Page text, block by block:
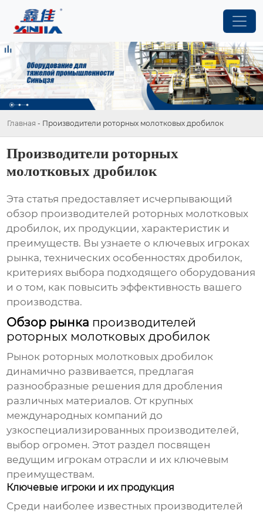
Главная - Производители роторных молотковых дробилок
Производители роторных
молотковых дробилок
Эта статья предоставляет исчерпывающий
обзор производителей роторных молотковых
дробилок, их продукции, характеристик и
преимуществ. Вы узнаете о ключевых игроках
рынка, технических особенностях дробилок,
критериях выбора подходящего оборудования
и о том, как повысить эффективность вашего
производства.
Обзор рынка производителей
роторных молотковых дробилок
Рынок роторных молотковых дробилок
динамично развивается, предлагая
разнообразные решения для дробления
различных материалов. От крупных
международных компаний до
узкоспециализированных производителей,
выбор огромен. Этот раздел посвящен
ведущим игрокам отрасли и их ключевым
преимуществам.
Ключевые игроки и их продукция
Среди наиболее известных производителей